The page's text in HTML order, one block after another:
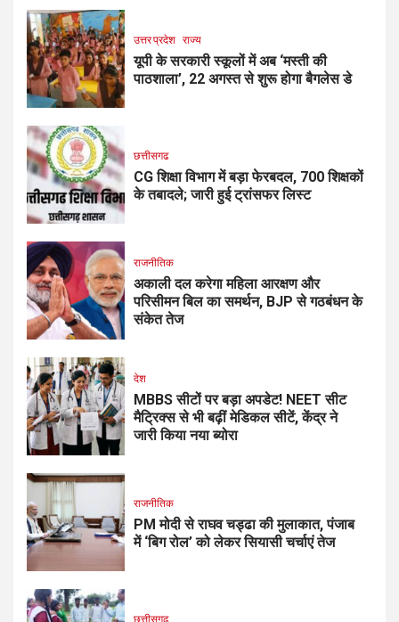
उत्तर प्रदेश राज्य
यूपी के सरकारी स्कूलों में अब ‘मस्ती की
पाठशाला’, 22 अगस्त से शुरू होगा बैगलेस डे
छत्तीसगढ
CG शिक्षा विभाग में बड़ा फेरबदल, 700 शिक्षकों
के तबादले; जारी हुई ट्रांसफर लिस्ट
राजनीतिक
अकाली दल करेगा महिला आरक्षण और
परिसीमन बिल का समर्थन, BJP से गठबंधन के
संकेत तेज
देश
MBBS सीटों पर बड़ा अपडेट! NEET सीट
मैट्रिक्स से भी बढ़ीं मेडिकल सीटें, केंद्र ने
जारी किया नया ब्योरा
राजनीतिक
PM मोदी से राघव चड्ढा की मुलाकात, पंजाब
में ‘बिग रोल’ को लेकर सियासी चर्चाएं तेज
छत्तीसगढ